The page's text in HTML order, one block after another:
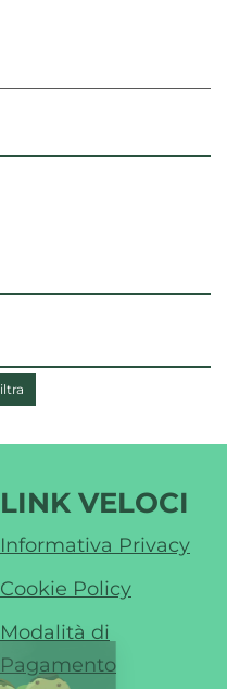
LINK VELOCI
Informativa Privacy
Cookie Policy
Modalità di
Pagamento